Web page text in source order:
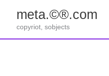
springen
meta.©®.com
copyriot, sobjects